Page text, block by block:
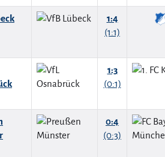
1:4
(1:1)
1:3
(0:1)
0:4
(0:3)